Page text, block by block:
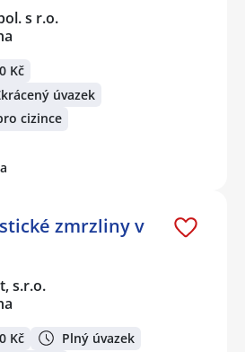
s r.o.
Kč
úvazek
cizince
zmrzliny v
s.r.o.
Kč
Plný úvazek